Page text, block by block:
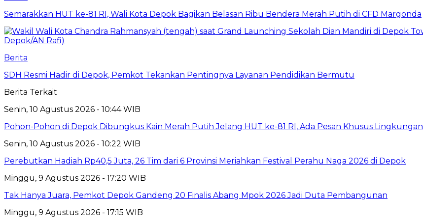
Semarakkan HUT ke-81 RI, Wali Kota Depok Bagikan Belasan Ribu Bendera Merah Putih di CFD Margonda
Berita
SDH Resmi Hadir di Depok, Pemkot Tekankan Pentingnya Layanan Pendidikan Bermutu
Berita Terkait
Senin, 10 Agustus 2026 - 10:44 WIB
Pohon-Pohon di Depok Dibungkus Kain Merah Putih Jelang HUT ke-81 RI, Ada Pesan Khusus Lingkungan
Senin, 10 Agustus 2026 - 10:22 WIB
Perebutkan Hadiah Rp40,5 Juta, 26 Tim dari 6 Provinsi Meriahkan Festival Perahu Naga 2026 di Depok
Minggu, 9 Agustus 2026 - 17:20 WIB
Tak Hanya Juara, Pemkot Depok Gandeng 20 Finalis Abang Mpok 2026 Jadi Duta Pembangunan
Minggu, 9 Agustus 2026 - 17:15 WIB